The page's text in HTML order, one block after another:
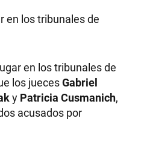
en los tribunales de
en los tribunales de
los juecesGabriel
y Patricia Cusmanich,
acusados por